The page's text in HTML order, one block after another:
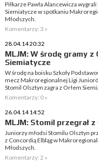
Piłkarze Pawła Alancewicza
Siemiatycze w spotkaniu
Młodszych.
Komentarzy: 3 »
28.04.14 20:32
MLJM: W środę gramy z
Siemiatycze
W środę na boisku Szkoły
mecz Makroregionalnej Ligi
Stomil Olsztyn zagra z Orłem
Komentarzy: 0 »
26.04.14 14:52
MLJM: Stomil przegrał z
Juniorzy młodsi Stomilu Olsztyn
z Concordią Elbląg w
Młodszych.
Komentarzy: 2 »